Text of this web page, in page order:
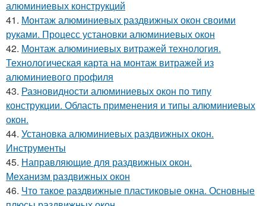
алюминиевых конструкций
41. Монтаж алюминиевых раздвижных окон своими
руками. Процесс установки алюминиевых окон
42. Монтаж алюминиевых витражей технология.
Технологическая карта на монтаж витражей из
алюминиевого профиля
43. Разновидности алюминиевых окон по типу
конструкции. Область применения и типы алюминиевых
окон.
44. Установка алюминиевых раздвижных окон.
Инструменты
45. Направляющие для раздвижных окон.
Механизм раздвижных окон
46. Что такое раздвижные пластиковые окна. Основные